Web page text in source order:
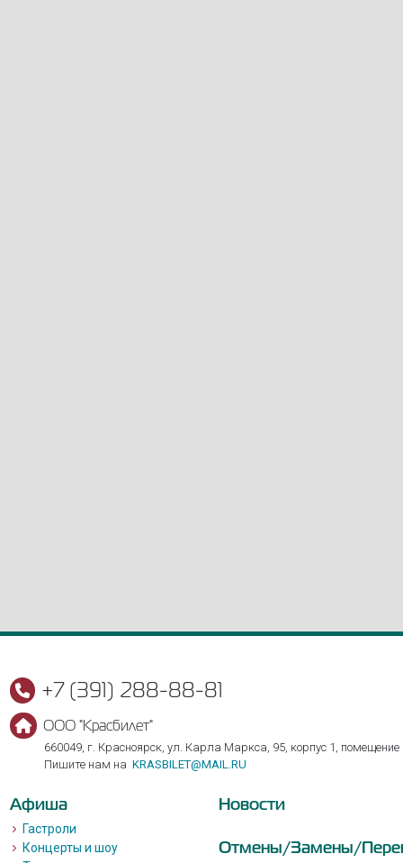
+7 (391) 288-88-81
ООО "Красбилет"
660049, г. Красноярск, ул. Карла Маркса, 95, корпус 1, помещение
Пишите нам на KRASBILET@MAIL.RU
Афиша
Гастроли
Концерты и шоу
Новости
Отмены/Замены/